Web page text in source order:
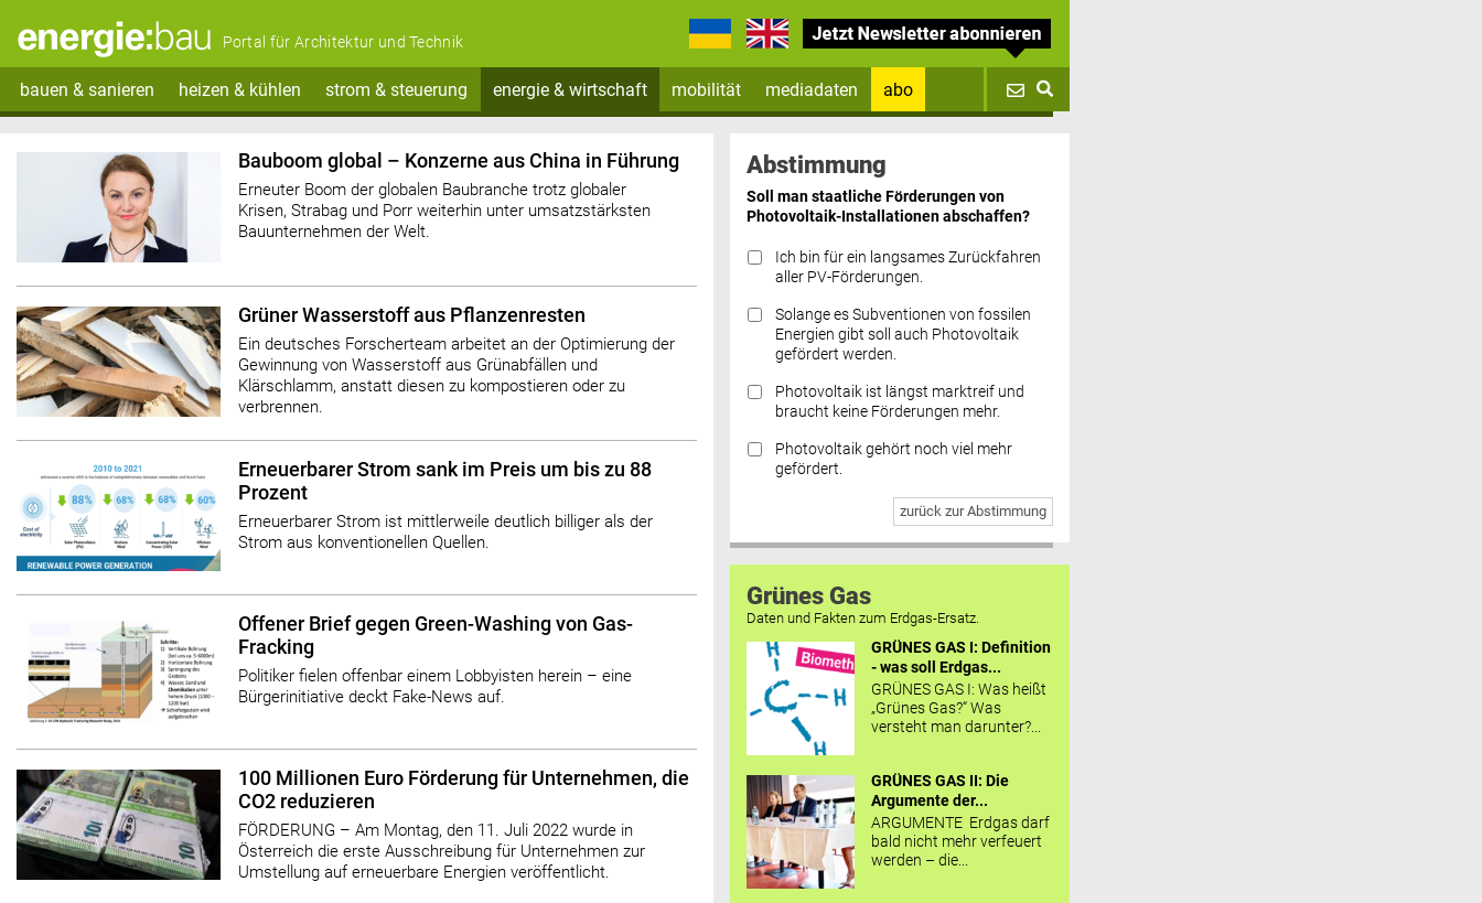
Portal für Architektur und Technik
bauen & sanieren heizen & kühlen strom & steuerung energie & wirtschaft mobilität mediadaten
abo
Datenschutz FAQs
Bauboom global – Konzerne aus China in Führung
Erneuter Boom der globalen Baubranche trotz globaler
Krisen, Strabag und Porr weiterhin unter umsatzstärksten
Bauunternehmen der Welt.
Grüner Wasserstoff aus Pflanzenresten
Ein deutsches Forscherteam arbeitet an der Optimierung der
Gewinnung von Wasserstoff aus Grünabfällen und
Klärschlamm, anstatt diesen zu kompostieren oder zu
verbrennen.
Erneuerbarer Strom sank im Preis um bis zu 88
Prozent
Erneuerbarer Strom ist mittlerweile deutlich billiger als der
Strom aus konventionellen Quellen.
Offener Brief gegen Green-Washing von Gas-
Fracking
Politiker fielen offenbar einem Lobbyisten herein – eine
Bürgerinitiative deckt Fake-News auf.
100 Millionen Euro Förderung für Unternehmen, die
CO2 reduzieren
FÖRDERUNG – Am Montag, den 11. Juli 2022 wurde in
Österreich die erste Ausschreibung für Unternehmen zur
Umstellung auf erneuerbare Energien veröffentlicht.
Abstimmung
Soll man staatliche Förderungen von
Photovoltaik-Installationen abschaffen?
Ich bin für ein langsames Zurückfahren
aller PV-Förderungen.
Solange es Subventionen von fossilen
Energien gibt soll auch Photovoltaik
gefördert werden.
Photovoltaik ist längst marktreif und
braucht keine Förderungen mehr.
Photovoltaik gehört noch viel mehr
gefördert.
zurück zur Abstimmung
Grünes Gas
Daten und Fakten zum Erdgas-Ersatz.
GRÜNES GAS I: Definition
- was soll Erdgas...
GRÜNES GAS I: Was heißt
„Grünes Gas?“ Was
versteht man darunter?...
GRÜNES GAS II: Die
Argumente der...
ARGUMENTE Erdgas darf
bald nicht mehr verfeuert
werden – die...